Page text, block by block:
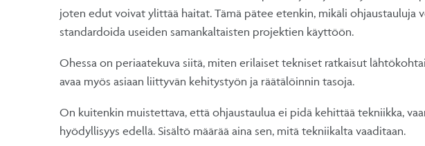
joten edut voivat ylittää haitat. Tämä pätee etenkin, mikäli ohjaustauluja
standardoida useiden samankaltaisten projektien käyttöön.
Ohessa on periaatekuva siitä, miten erilaiset tekniset ratkaisut
avaa myös asiaan liittyvän kehitystyön ja räätälöinnin tasoja.
On kuitenkin muistettava, että ohjaustaulua ei pidä kehittää tekniikka,
hyödyllisyys edellä. Sisältö määrää aina sen, mitä tekniikalta vaaditaan.